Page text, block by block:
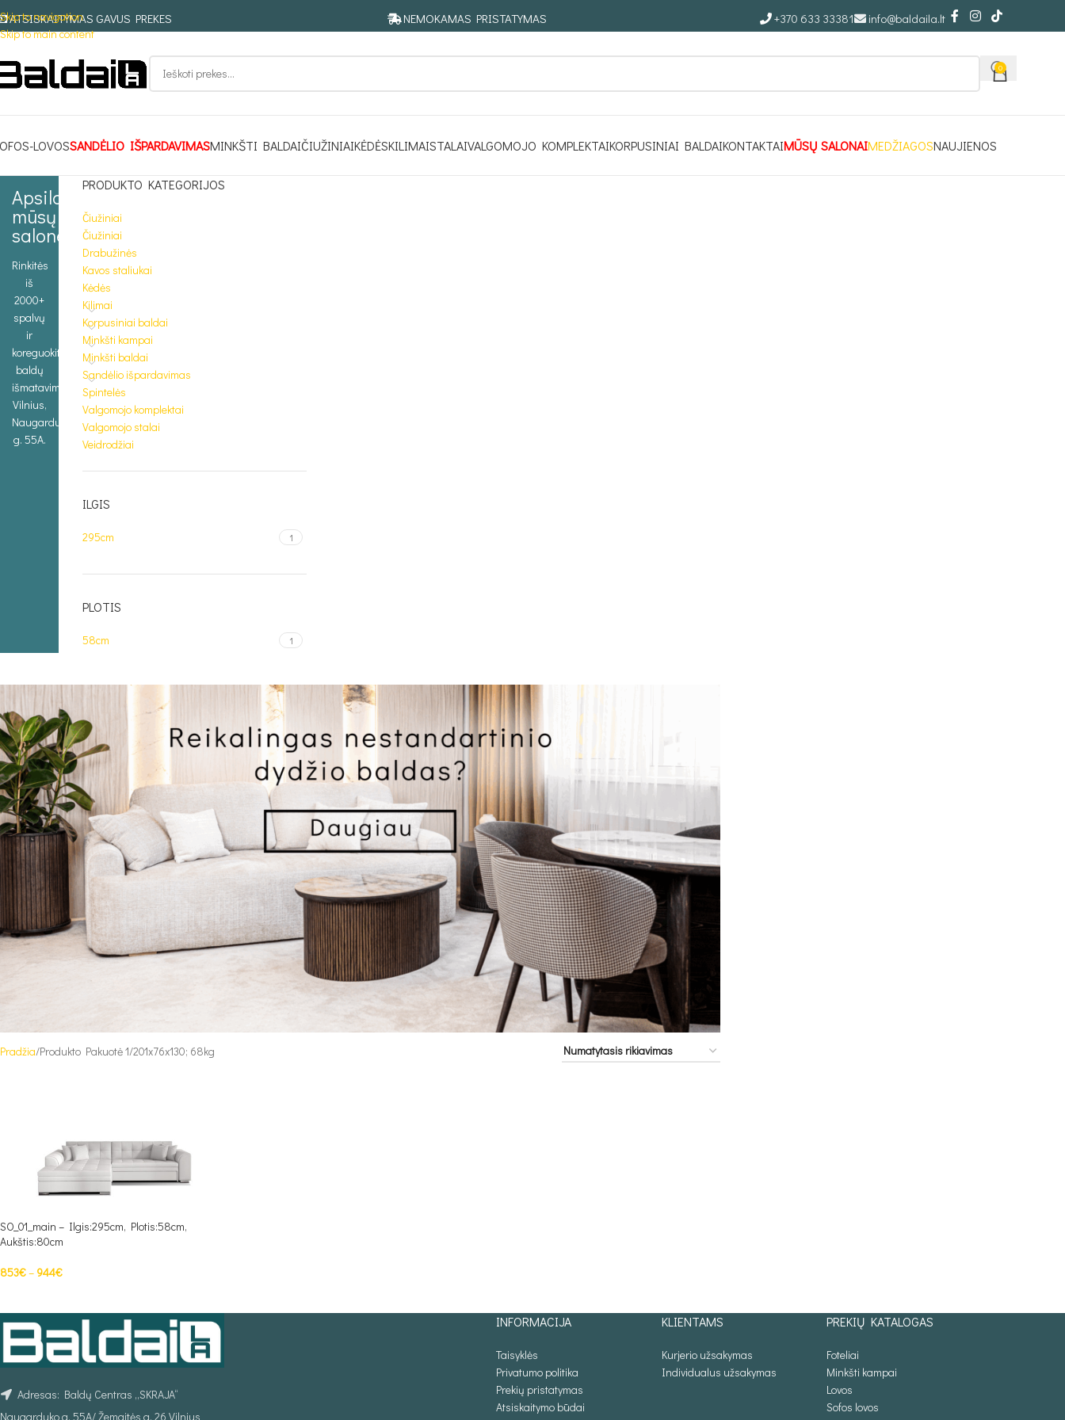
Skip to navigation
Skip to main content
ATSISKAITYMAS GAVUS PREKES NEMOKAMAS PRISTATYMAS +370 633 33381 info@baldaila.lt
0
LOVOSSANDĖLIO IŠPARDAVIMASMINKŠTI BALDAIČIUŽINIAIKĖDĖSKILIMAISTALAIVALGOMOJO KOMPLEKTAIKORPUSINIAI BALDAIKONTAKTAIMŪSŲ SALONAIMEDŽIAGOSNAUJIENOS
Apsilankykite
mūsų
salone
Rinkitės
iš
2000+
spalvų
ir
koreguokite
baldų
išmatavimus.
Vilnius,
Naugarduko
g. 55A.
PRODUKTO KATEGORIJOS
Čiužiniai
Čiužiniai
Drabužinės
Kavos staliukai
Kėdės
Kilimai
Korpusiniai baldai
Minkšti kampai
Minkšti baldai
Sandėlio išpardavimas
Spintelės
Valgomojo komplektai
Valgomojo stalai
Veidrodžiai
ILGIS
295cm 1
PLOTIS
58cm 1
Pradžia Produkto Pakuotė 1 201x76x130; 68kg
SO_01_main – Ilgis:295cm, Plotis:58cm,
Aukštis:80cm
853€– 944€
Adresas: Baldų Centras „SKRAJA“
Naugarduko g. 55A/ Žemaitės g. 26 Vilnius
INFORMACIJA
Taisyklės
Privatumo politika
Prekių pristatymas
Atsiskaitymo būdai
KLIENTAMS
Kurjerio užsakymas
Individualus užsakymas
PREKIŲ KATALOGAS
Foteliai
Minkšti kampai
Lovos
Sofos lovos